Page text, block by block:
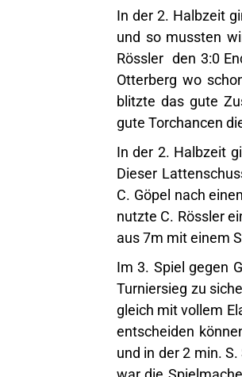
In der 2. Halbzeit
und so mussten
Rössler den 3:0
Otterberg wo
blitzte das gute
gute Torchancen
In der 2. Halbzeit
Dieser
C. Göpel nach
nutzte C. Rössler
aus 7m mit einem
Im 3. Spiel gegen
Turniersieg zu
gleich mit vollem
entscheiden
und in der 2 min.
war die